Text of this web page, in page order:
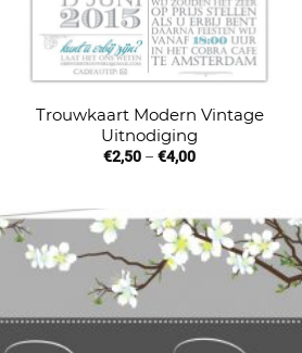
Trouwkaart Modern Vintage
Uitnodiging
€2,50 –€4,00